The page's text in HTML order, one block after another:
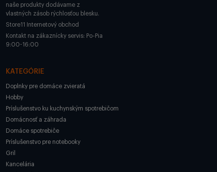
naše produkty dodávame z
vlastných zásob rýchlosťou blesku.
Store11 Internetový obchod
Kontakt na zákaznícky servis: Po-Pia
9:00-16:00
KATEGÓRIE
Doplnky pre domáce zvieratá
Hobby
Príslušenstvo ku kuchynským spotrebičom
Domácnosť a záhrada
Domáce spotrebiče
Príslušenstvo pre notebooky
Gril
Kancelária